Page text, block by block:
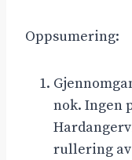
Oppsumering:
nok. Ingen
rullering